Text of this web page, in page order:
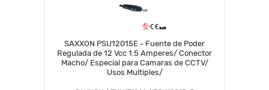
SAXXON PSU12015E - Fuente de Poder
Regulada de 12 Vcc 1.5 Amperes/ Conector
Macho/ Especial para Camaras de CCTV/
Usos Multiples/